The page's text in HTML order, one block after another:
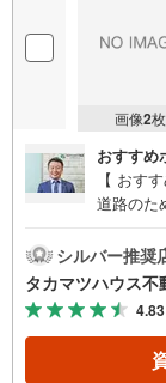
画像2枚
おすすめ
【 おす
道路のた
ウスメ
利用可能
わ台」駅
利用駅
ニ徒歩
ります
シルバー推奨
タカマツハウス不
4.83